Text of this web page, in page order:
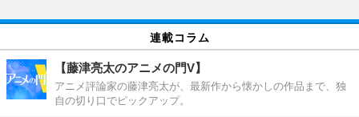
連載コラム
【藤津亮太のアニメの門V】
アニメ評論家の藤津亮太が、最新作から懐かしの作品まで、独
自の切り口でピックアップ。